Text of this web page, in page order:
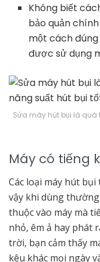
Không biết
bảo quản
một cách
được sử dụng
Sửa máy hút bụi là quá
Máy có tiếng
Các loại máy hút
vậy khi dùng
thuộc vào máy mà
nhỏ, êm ả hay phát
trời, bạn cảm thấy
kêu khác mọi ngày